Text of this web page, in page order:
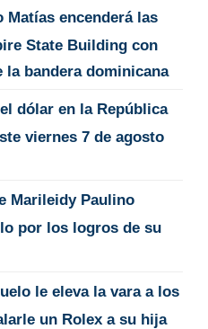
Matías encenderá las
State Building con
la bandera dominicana
dólar en la República
viernes 7 de agosto
Marileidy Paulino
por los logros de su
le eleva la vara a los
un Rolex a su hija